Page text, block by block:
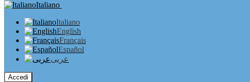
Italiano
Italiano
English
Français
Español
عربى
Accedi